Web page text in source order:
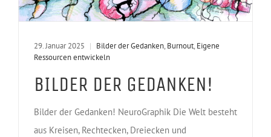
29. Januar 2025 | Bilder der Gedanken, Burnout, Eigene
Ressourcen entwickeln
BILDER DER GEDANKEN!
Bilder der Gedanken! NeuroGraphik Die Welt besteht
aus Kreisen, Rechtecken, Dreiecken und